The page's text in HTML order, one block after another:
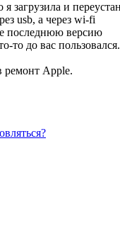
загрузила и
usb, а через wi-fi
последнюю версию
то до вас
ремонт Apple.